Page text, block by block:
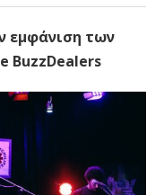
εμφάνιση των
BuzzDealers